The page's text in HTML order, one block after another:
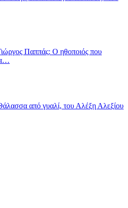
Παππάς: Ο ηθοποιός που
από γυαλί, του Αλέξη Αλεξίου